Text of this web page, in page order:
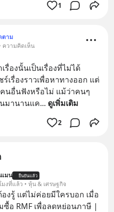
1
ตาม
ความคิดเห็น
องนั้นเป็นเรื่องที่ไม่ได้
เรื่องราวเพื่อหาทางออก แต่
คนอื่นฟังหรือไม่ แม้ว่าคนๆ
มานานแค... ดูเพิ่มเติม
2
มน ยืนยันแล้ว
งที่แล้ว • หุ้น & เศรษฐกิจ
งรู้ แต่ไม่ค่อยมีใครบอก เมื่อ
ซื้อ RMF เพื่อลดหย่อนภาษี |